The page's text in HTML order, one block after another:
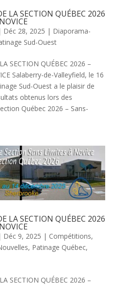
LA SECTION QUÉBEC 2026
Déc 28, 2025 | Diaporama-
Sud-Ouest
SECTION QUÉBEC 2026 –
Salaberry-de-Valleyfield, le 16
Sud-Ouest a le plaisir de
obtenus lors des
Québec 2026 – Sans-
LA SECTION QUÉBEC 2026
Déc 9, 2025 | Compétitions,
, Patinage Québec,
SECTION QUÉBEC 2026 –